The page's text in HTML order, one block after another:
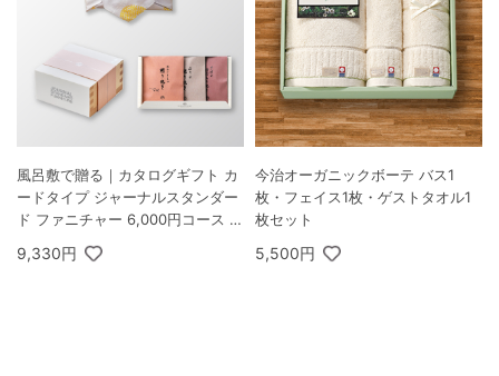
風呂敷で贈る｜カタログギフト カ
ードタイプ ジャーナルスタンダー
ド ファニチャー 6,000円コース 桜
＋ 極旨 つまみセットI
9,330円
今治オーガニックボーテ バス1
枚・フェイス1枚・ゲストタオル1
枚セット
5,500円